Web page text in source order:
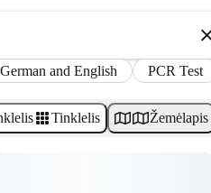
and English PCR Test
Tinklelis Žemėlapis